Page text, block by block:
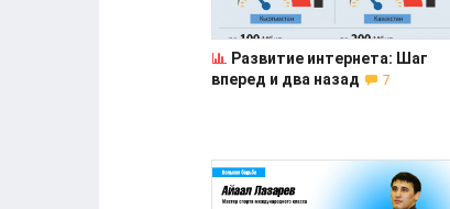
Развитие интернета: Шаг
вперед и два назад
7